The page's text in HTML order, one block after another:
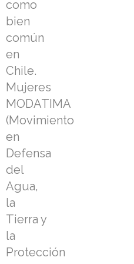
como
bien
común
en
Chile.
Mujeres
MODATIMA
(Movimiento
en
Defensa
del
Agua,
la
Tierra y
la
Protección